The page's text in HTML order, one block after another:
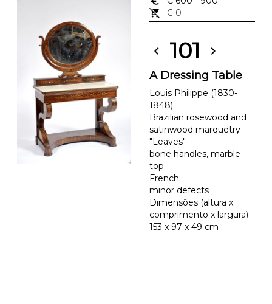
remove_shopping_cart
€ 0
chevron_left 101 chevron_right
A Dressing Table
Louis Philippe (1830-
1848)
Brazilian rosewood and
satinwood marquetry
"Leaves"
bone handles, marble
top
French
minor defects
Dimensões (altura x
comprimento x largura) -
153 x 97 x 49 cm